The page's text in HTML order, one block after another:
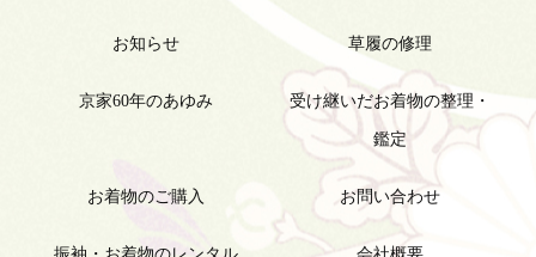
お知らせ
京家60年のあゆみ
草履の修理
受け継いだお着物の整理・
鑑定
お着物のご購入
振袖・お着物のレンタル
お問い合わせ
会社概要